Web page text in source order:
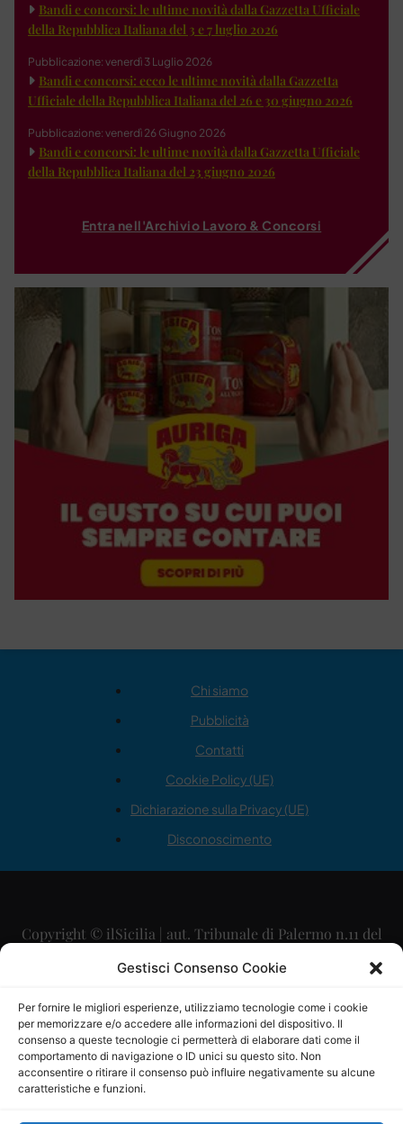
Gestisci Consenso Cookie
Per fornire le migliori esperienze, utilizziamo tecnologie come i cookie
per memorizzare e/o accedere alle informazioni del dispositivo. Il
consenso a queste tecnologie ci permetterà di elaborare dati come il
comportamento di navigazione o ID unici su questo sito. Non
acconsentire o ritirare il consenso può influire negativamente su alcune
caratteristiche e funzioni.
Bandi e concorsi: le ultime novità dalla Gazzetta Ufficiale
della Repubblica Italiana del 3 e 7 luglio 2026
Pubblicazione: venerdì 3 Luglio 2026
Bandi e concorsi: ecco le ultime novità dalla Gazzetta
Ufficiale della Repubblica Italiana del 26 e 30 giugno 2026
Pubblicazione: venerdì 26 Giugno 2026
Bandi e concorsi: le ultime novità dalla Gazzetta Ufficiale
della Repubblica Italiana del 23 giugno 2026
Entra nell'Archivio Lavoro & Concorsi
Chi siamo
Pubblicità
Contatti
Cookie Policy (UE)
Dichiarazione sulla Privacy (UE)
Disconoscimento
Copyright © ilSicilia | aut. Tribunale di Palermo n.11 del
29/09/2015
Direttore Editoriale: Maurizio Scaglione
Direttore Responsabile: Maria Calabrese